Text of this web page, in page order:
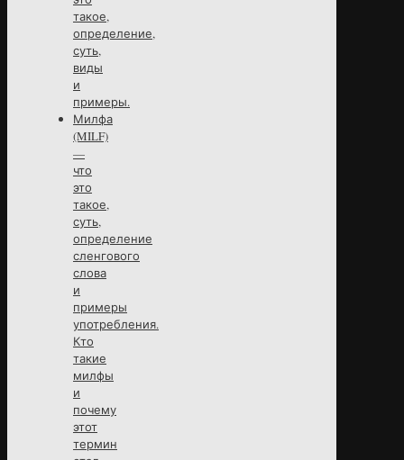
такое,
определение,
суть,
виды
и
примеры.
Милфа
(MILF)
—
что
это
такое,
суть,
определение
сленгового
слова
и
примеры
употребления.
Кто
такие
милфы
и
почему
этот
термин